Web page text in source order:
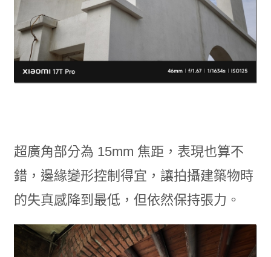
超廣角部分為 15mm 焦距，表現也算不
錯，邊緣變形控制得宜，讓拍攝建築物時
的失真感降到最低，但依然保持張力。